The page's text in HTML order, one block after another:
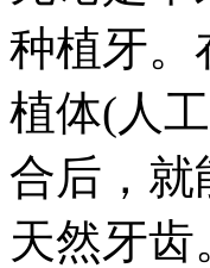
种植牙。
植体(人
合后，就
天然牙